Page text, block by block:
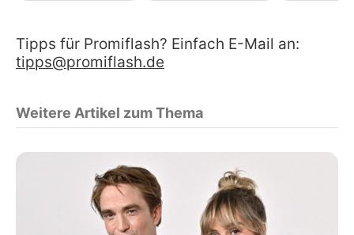
Tipps für Promiflash? Einfach E-Mail an:
tipps@promiflash.de
Weitere Artikel zum Thema